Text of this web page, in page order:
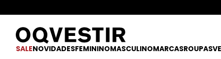
SALENOVIDADESFEMININOMASCULINOMARCASROUPAS